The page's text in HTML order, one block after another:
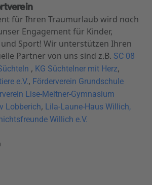
für Ihren Traumurlaub wird noch
Engagement für Kinder,
und Sport! Wir unterstützen Ihren
Partner von uns sind z.B. SC 08
, KG Süchtelner mit Herz,
e.V., Förderverein Grundschule
Lise-Meitner-Gymnasium
Lobberich, Lila-Laune-Haus Willich,
Willich e.V.